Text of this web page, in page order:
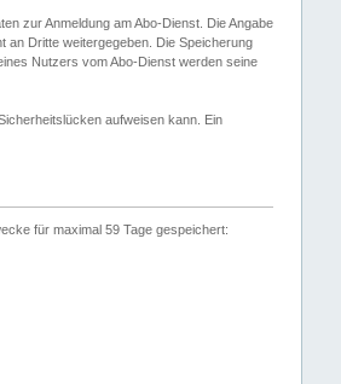
zur Anmeldung am Abo-Dienst. Die Angabe
an Dritte weitergegeben. Die Speicherung
Nutzers vom Abo-Dienst werden seine
aufweisen kann. Ein
für maximal 59 Tage gespeichert: